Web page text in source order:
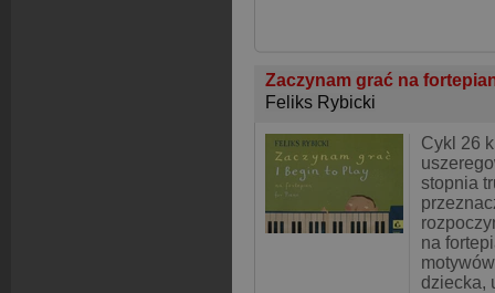
Zaczynam grać na
Feliks Rybicki
Cykl 26
stopnia
na
dziecka,